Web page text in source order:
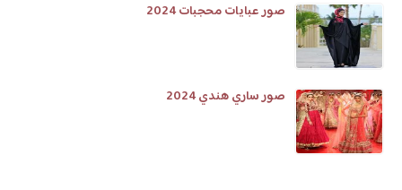
صور عبايات محجبات 2024
صور ساري هندي 2024